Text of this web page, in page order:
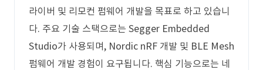
라이버 및 리모컨 펌웨어 개발을 목표로 하고 있습니
다. 주요 기술 스택으로는 Segger Embedded
Studio가 사용되며, Nordic nRF 개발 및 BLE Mesh
펌웨어 개발 경험이 요구됩니다. 핵심 기능으로는 네